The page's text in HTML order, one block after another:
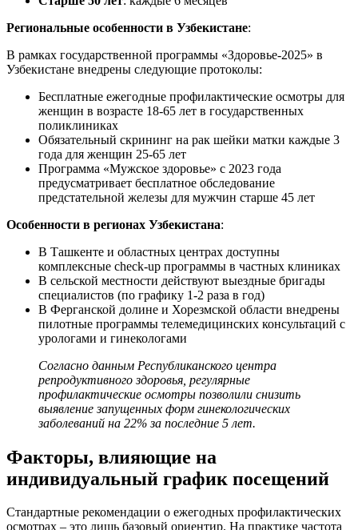
Региональные особенности в Узбекистане:
В рамках государственной программы «Здоровье-2025» в
Узбекистане внедрены следующие протоколы:
Бесплатные ежегодные профилактические осмотры для
женщин в возрасте 18-65 лет в государственных
поликлиниках
Обязательный скрининг на рак шейки матки каждые 3
года для женщин 25-65 лет
Программа «Мужское здоровье» с 2023 года
предусматривает бесплатное обследование
предстательной железы для мужчин старше 45 лет
Особенности в регионах Узбекистана:
В Ташкенте и областных центрах доступны
комплексные check-up программы в частных клиниках
В сельской местности действуют выездные бригады
специалистов (по графику 1-2 раза в год)
В Ферганской долине и Хорезмской области внедрены
пилотные программы телемедицинских консультаций с
урологами и гинекологами
Согласно данным Республиканского центра
репродуктивного здоровья, регулярные
профилактические осмотры позволили снизить
выявление запущенных форм гинекологических
заболеваний на 22% за последние 5 лет.
Факторы, влияющие на
индивидуальный график посещений
Стандартные рекомендации о ежегодных профилактических
осмотрах – это лишь базовый ориентир. На практике частота